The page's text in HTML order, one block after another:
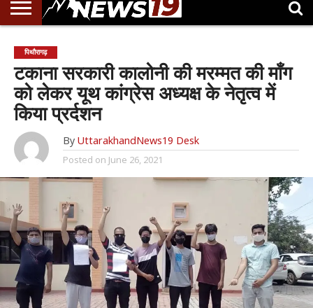
पिथौरागढ़
टकाना सरकारी कालोनी की मरम्मत की माँग
को लेकर यूथ कांग्रेस अध्यक्ष के नेतृत्व में
किया प्रर्दशन
By UttarakhandNews19 Desk
Posted on June 26, 2021